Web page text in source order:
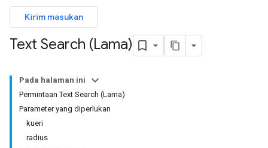
Kirim masukan
Text Search (Lama)
Pada halaman ini
Permintaan Text Search (Lama)
Parameter yang diperlukan
kueri
radius